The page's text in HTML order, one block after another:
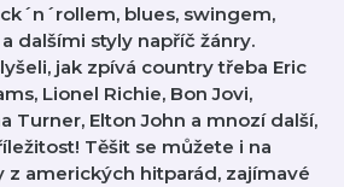
blues, swingem,
dalšími styly napříč žánry.
jak zpívá country třeba Eric
Lionel Richie, Bon Jovi,
Turner, Elton John a mnozí další,
Těšit se můžete i na
z amerických hitparád, zajímavé